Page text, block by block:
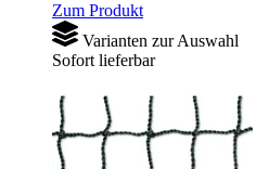
Zum Produkt
Varianten zur Auswahl
Sofort lieferbar